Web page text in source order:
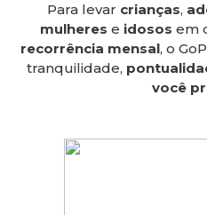
Para levar crianças,
mulheres e idosos em
recorrência mensal, o
tranquilidade,
você